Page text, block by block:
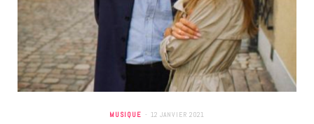
MUSIQUE 12 JANVIER 2021